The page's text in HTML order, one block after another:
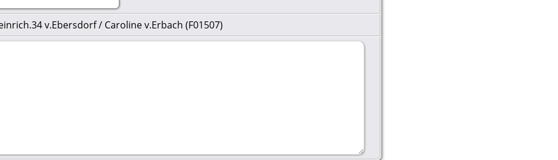
v.Ebersdorf / Caroline v.Erbach (F01507)